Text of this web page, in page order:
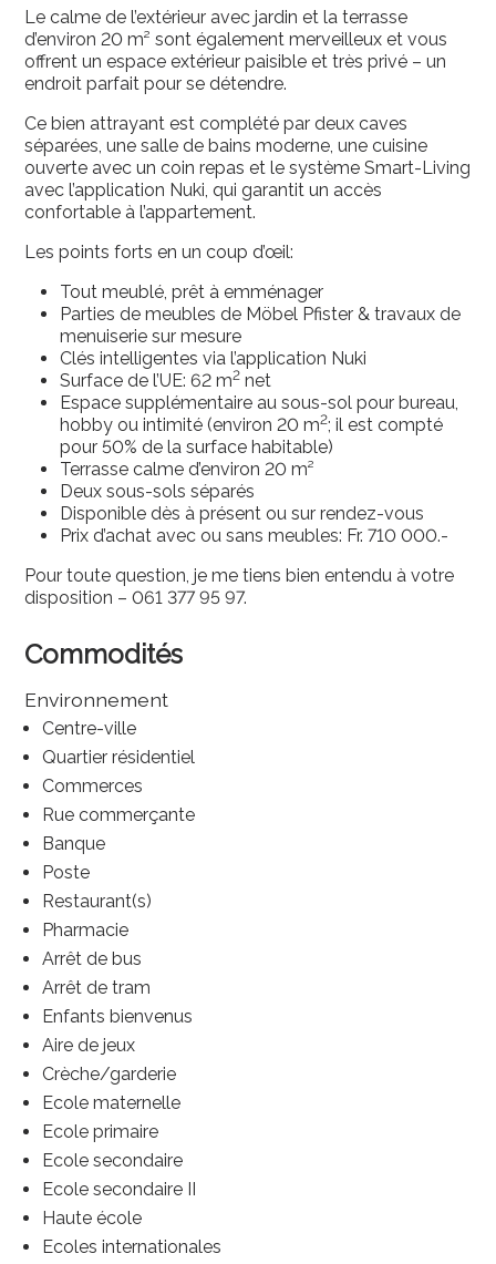
Le calme de l’extérieur avec jardin et la terrasse
d’environ 20 m² sont également merveilleux et vous
offrent un espace extérieur paisible et très privé – un
endroit parfait pour se détendre.
Ce bien attrayant est complété par deux caves
séparées, une salle de bains moderne, une cuisine
ouverte avec un coin repas et le système Smart-Living
avec l’application Nuki, qui garantit un accès
confortable à l’appartement.
Les points forts en un coup d’œil:
Tout meublé, prêt à emménager
Parties de meubles de Möbel Pfister & travaux de
menuiserie sur mesure
Clés intelligentes via l’application Nuki
Surface de l’UE: 62 m2 net
Espace supplémentaire au sous-sol pour bureau,
hobby ou intimité (environ 20 m2; il est compté
pour 50% de la surface habitable)
Terrasse calme d’environ 20 m²
Deux sous-sols séparés
Disponible dès à présent ou sur rendez-vous
Prix d’achat avec ou sans meubles: Fr. 710 000.-
Pour toute question, je me tiens bien entendu à votre
disposition – 061 377 95 97.
Commodités
Environnement
Centre-ville
Quartier résidentiel
Commerces
Rue commerçante
Banque
Poste
Restaurant(s)
Pharmacie
Arrêt de bus
Arrêt de tram
Enfants bienvenus
Aire de jeux
Crèche/garderie
Ecole maternelle
Ecole primaire
Ecole secondaire
Ecole secondaire II
Haute école
Ecoles internationales